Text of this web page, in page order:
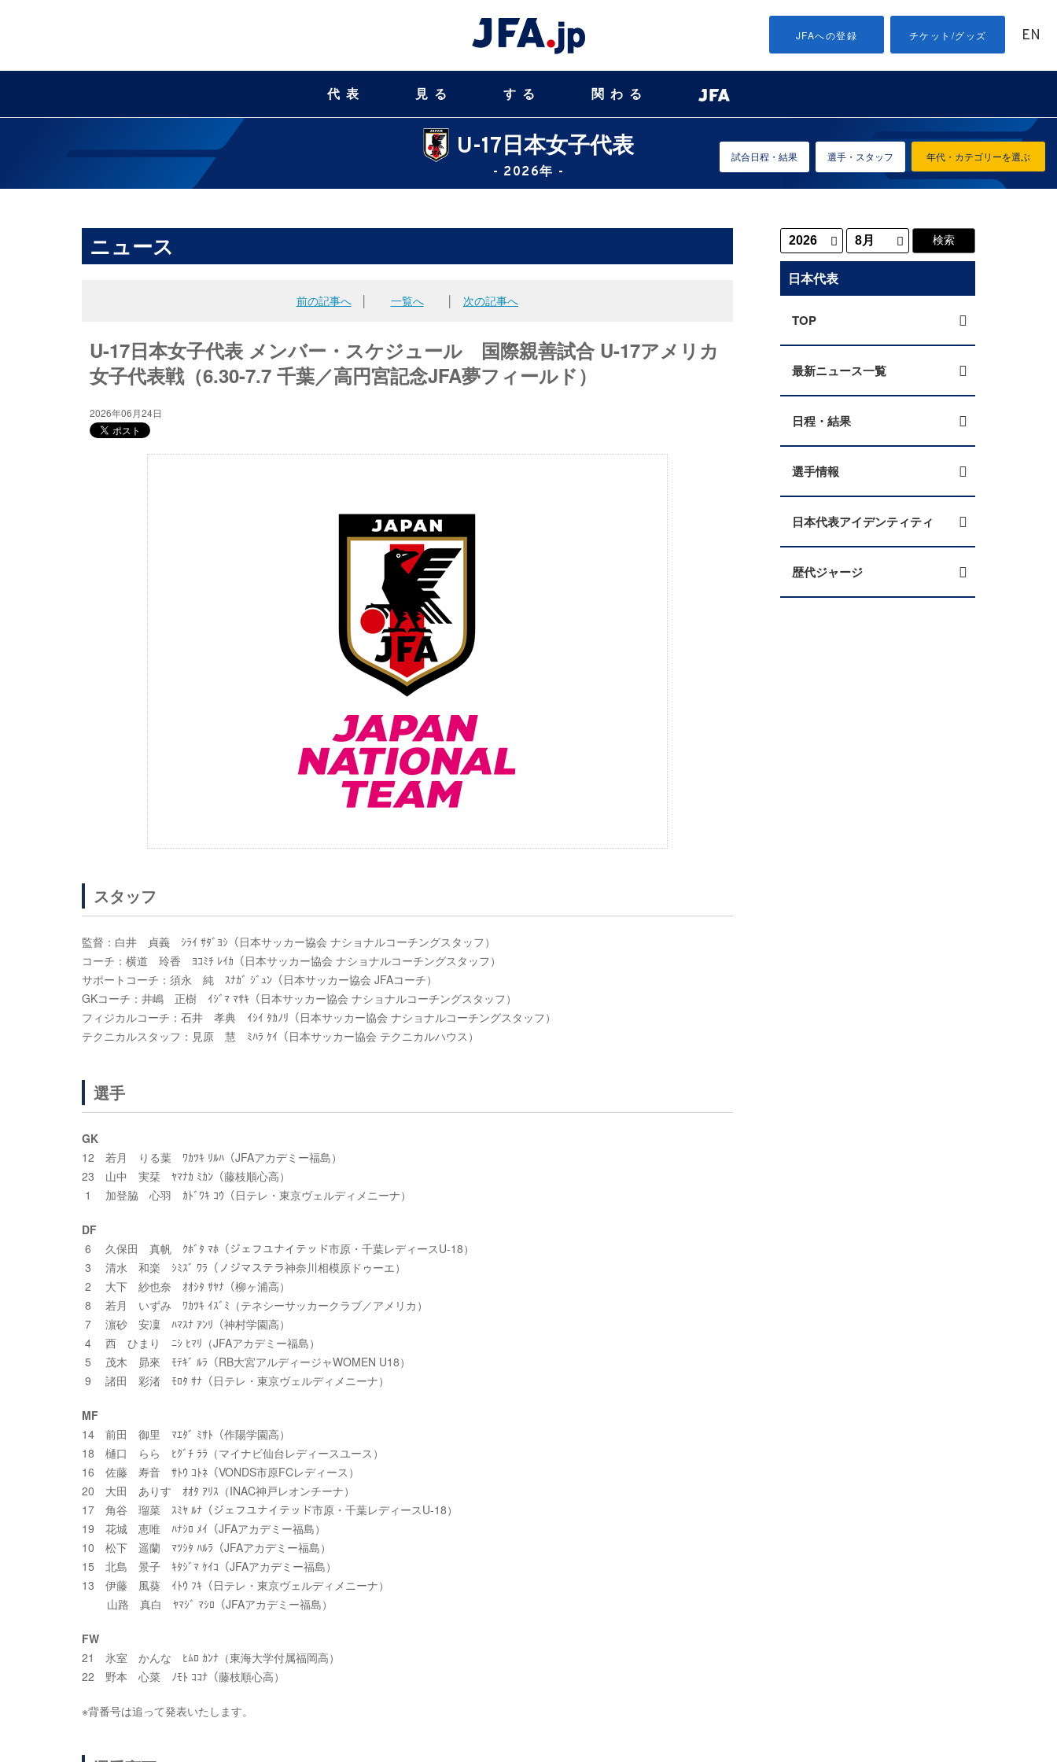
JFAへの登録 チケット/グッズ EN
代表 見る する 関わる
U-17日本女子代表
- 2026年 -
年代・カテゴリーを選ぶ
試合日程・結果 選手・スタッフ
ニュース
前の記事へ│ 一覧へ 次の記事へ
U-17日本女子代表 メンバー・スケジュール 国際親善試合 U-17アメリカ
女子代表戦（6.30-7.7 千葉／高円宮記念JFA夢フィールド）
2026年06月24日
スタッフ
監督：白井 貞義 ｼﾗｲ ｻﾀﾞﾖｼ（日本サッカー協会 ナショナルコーチングスタッフ）
コーチ：横道 玲香 ﾖｺﾐﾁ ﾚｲｶ（日本サッカー協会 ナショナルコーチングスタッフ）
サポートコーチ：須永 純 ｽﾅｶﾞ ｼﾞｭﾝ（日本サッカー協会 JFAコーチ）
GKコーチ：井嶋 正樹 ｲｼﾞﾏ ﾏｻｷ（日本サッカー協会 ナショナルコーチングスタッフ）
フィジカルコーチ：石井 孝典 ｲｼｲ ﾀｶﾉﾘ（日本サッカー協会 ナショナルコーチングスタッフ）
テクニカルスタッフ：見原 慧 ﾐﾊﾗ ｹｲ（日本サッカー協会 テクニカルハウス）
選手
GK
12 若月 りる葉 ﾜｶﾂｷ ﾘﾙﾊ（JFAアカデミー福島）
23 山中 実栞 ﾔﾏﾅｶ ﾐｶﾝ（藤枝順心高）
1 加登脇 心羽 ｶﾄﾞﾜｷ ｺｳ（日テレ・東京ヴェルディメニーナ）
DF
6 久保田 真帆 ｸﾎﾞﾀ ﾏﾎ（ジェフユナイテッド市原・千葉レディースU-18）
3 清水 和楽 ｼﾐｽﾞ ﾜﾗ（ノジマステラ神奈川相模原ドゥーエ）
2 大下 紗也奈 ｵｵｼﾀ ｻﾔﾅ（柳ヶ浦高）
8 若月 いずみ ﾜｶﾂｷ ｲｽﾞﾐ（テネシーサッカークラブ／アメリカ）
7 濵砂 安凜 ﾊﾏｽﾅ ｱﾝﾘ（神村学園高）
4 西 ひまり ﾆｼ ﾋﾏﾘ（JFAアカデミー福島）
5 茂木 昴來 ﾓﾃｷﾞ ﾙﾗ（RB大宮アルディージャWOMEN U18）
9 諸田 彩渚 ﾓﾛﾀ ｻﾅ（日テレ・東京ヴェルディメニーナ）
MF
14 前田 御里 ﾏｴﾀﾞ ﾐｻﾄ（作陽学園高）
18 樋口 らら ﾋｸﾞﾁ ﾗﾗ（マイナビ仙台レディースユース）
16 佐藤 寿音 ｻﾄｳ ｺﾄﾈ（VONDS市原FCレディース）
20 大田 ありす ｵｵﾀ ｱﾘｽ（INAC神戸レオンチーナ）
17 角谷 瑠菜 ｽﾐﾔ ﾙﾅ（ジェフユナイテッド市原・千葉レディースU-18）
19 花城 恵唯 ﾊﾅｼﾛ ﾒｲ（JFAアカデミー福島）
10 松下 遥蘭 ﾏﾂｼﾀ ﾊﾙﾗ（JFAアカデミー福島）
15 北島 景子 ｷﾀｼﾞﾏ ｹｲｺ（JFAアカデミー福島）
13 伊藤 風葵 ｲﾄｳ ﾌｷ（日テレ・東京ヴェルディメニーナ）
山路 真白 ﾔﾏｼﾞ ﾏｼﾛ（JFAアカデミー福島）
FW
21 氷室 かんな ﾋﾑﾛ ｶﾝﾅ（東海大学付属福岡高）
22 野本 心菜 ﾉﾓﾄ ｺｺﾅ（藤枝順心高）
※背番号は追って発表いたします。
日本代表
TOP
最新ニュース一覧
日程・結果
選手情報
日本代表アイデンティティ
歴代ジャージ